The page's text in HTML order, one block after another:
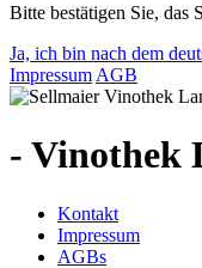
Bitte bestätigen Sie, das
Ja, ich bin nach dem
Impressum AGB
- Vinothek
Kontakt
Impressum
AGBs